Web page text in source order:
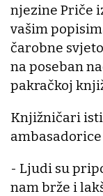
njezine Priče
vašim
čarobne
na poseban
pakračkoj
Knjižničari
- Ljudi su
nam brže i